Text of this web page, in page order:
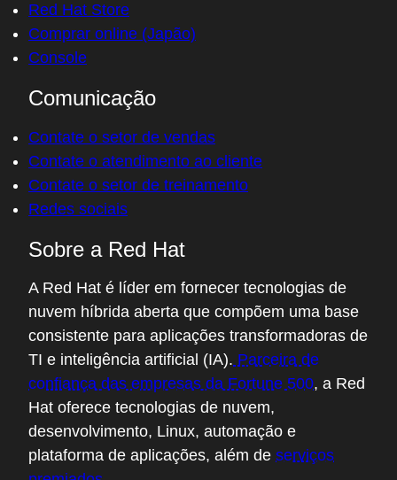
Red Hat Store
Comprar online (Japão)
Console
Comunicação
Contate o setor de vendas
Contate o atendimento ao cliente
Contate o setor de treinamento
Redes sociais
Sobre a Red Hat
A Red Hat é líder em fornecer tecnologias de
nuvem híbrida aberta que compõem uma base
consistente para aplicações transformadoras de
TI e inteligência artificial (IA). Parceira de
confiança das empresas da Fortune 500, a Red
Hat oferece tecnologias de nuvem,
desenvolvimento, Linux, automação e
plataforma de aplicações, além de serviços